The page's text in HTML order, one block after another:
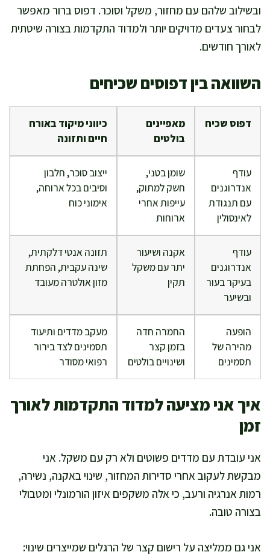
ובשילוב שלהם עם מחזור, משקל וסוכר. דפוס ברור מאפשר
לבחור צעדים מדויקים יותר ולמדוד התקדמות בצורה שיטתית
לאורך חודשים.
השוואה בין דפוסים שכיחים
דפוס שכיח
מאפיינים
בולטים
כיווני מיקוד באורח
חיים ותזונה
עודף
אנדרוגנים
עם תנגודת
לאינסולין
שומן בטני,
חשק למתוק,
עייפות אחרי
ארוחות
ייצוב סוכר, חלבון
וסיבים בכל ארוחה,
אימוני כוח
עודף
אנדרוגנים
בעיקר בעור
ובשיער
אקנה ושיעור
יתר עם משקל
תקין
תזונה אנטי דלקתית,
שינה עקבית, הפחתת
מזון אולטרה מעובד
הופעה
מהירה של
תסמינים
החמרה חדה
בזמן קצר
ושינויים בולטים
מעקב מדדים ותיעוד
תסמינים לצד בירור
רפואי מסודר
איך אני מציעה למדוד התקדמות לאורך
זמן
אני עובדת עם מדדים פשוטים ולא רק עם משקל. אני
מבקשת לעקוב אחרי סדירות המחזור, שינוי באקנה, נשירה,
רמות אנרגיה ורעב, כי אלה משקפים איזון הורמונלי ומטבולי
בצורה טובה.
אני גם ממליצה על רישום קצר של הרגלים שמייצרים שינוי: